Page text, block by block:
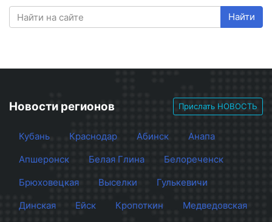
Найти
Новости регионов Прислать НОВОСТЬ
Кубань Краснодар Абинск
Анапа
Апшеронск
Белая Глина
Белореченск
Брюховецкая
Выселки
Гулькевичи
Динская
Ейск Кропоткин
Медведовская